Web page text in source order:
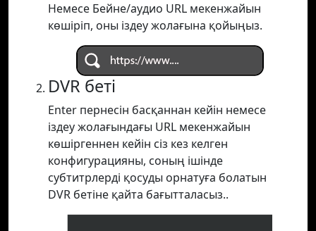
Немесе Бейне/аудио URL мекенжайын
көшіріп, оны іздеу жолағына қойыңыз.
DVR беті
Enter пернесін басқаннан кейін немесе
іздеу жолағындағы URL мекенжайын
көшіргеннен кейін сіз кез келген
конфигурацияны, соның ішінде
субтитрлерді қосуды орнатуға болатын
DVR бетіне қайта бағытталасыз..